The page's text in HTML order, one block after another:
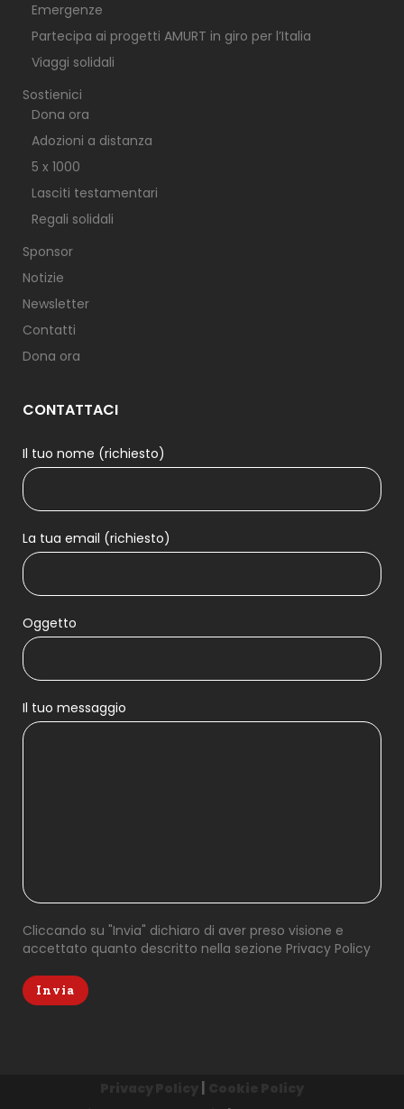
Emergenze
Partecipa ai progetti AMURT in giro per l’Italia
Viaggi solidali
Sostienici
Dona ora
Adozioni a distanza
5 x 1000
Lasciti testamentari
Regali solidali
Sponsor
Notizie
Newsletter
Contatti
Dona ora
CONTATTACI
Il tuo nome (richiesto)
La tua email (richiesto)
Oggetto
Il tuo messaggio
Cliccando su "Invia" dichiaro di aver preso visione e
accettato quanto descritto nella sezione Privacy Policy